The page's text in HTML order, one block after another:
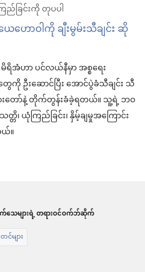
ခြင်းကို တုပပါ
ဟောဝါ​ကို ချီးမွမ်း​သီချင်း ဆို​
ရိအံ​ဟာ ပင်လယ်နီ​မှာ အစ္စရေး​
ကို ဦးဆောင်​ပြီး အောင်ပွဲခံ​သီချင်း သီ
းတော်​နဲ့ တိုက်တွန်း​ခံ​ခဲ့​ရတယ်။ သူ့ရဲ့ ဘဝ
တိ၊ ယုံကြည်ခြင်း၊ နှိမ့်ချမှု​အကြောင်း
။
သေများရဲ့ တရားဝင်ဝက်ဘ်ဆိုက်
များ